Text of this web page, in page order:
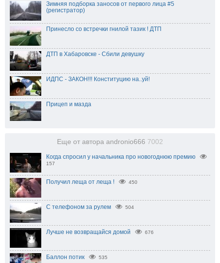
Зимняя подборка заносов от первого лица #5
(регистратор)
Принесло со встречки гнилой тазик ! ДТП
ДТП в Хабаровске - Сбили девушку
ИДПС - ЗАКОН!!! Конституцию на..уй!
Прицеп и мазда
Еще от автора andronio666 7002
Когда спросил у начальника про новогоднюю премию
157
Получил леща от леща ! 450
С телефоном за рулем 504
Лучше не возвращайся домой 676
Баллон потик 535